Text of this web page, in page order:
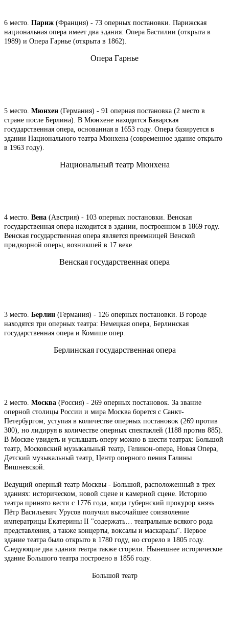
6 место. Париж (Франция) - 73 оперных постановки. Парижская
национальная опера имеет два здания: Опера Бастилии (открыта в
1989) и Опера Гарнье (открыта в 1862).
Опера Гарнье
5 место. Мюнхен (Германия) - 91 оперная постановка (2 место в
стране после Берлина). В Мюнхене находится Баварская
государственная опера, основанная в 1653 году. Опера базируется в
здании Национального театра Мюнхена (современное здание открыто
в 1963 году).
Национальный театр Мюнхена
4 место. Вена (Австрия) - 103 оперных постановки. Венская
государственная опера находится в здании, построенном в 1869 году.
Венская государственная опера является преемницей Венской
придворной оперы, возникшей в 17 веке.
Венская государственная опера
3 место. Берлин (Германия) - 126 оперных постановки. В городе
находятся три оперных театра: Немецкая опера, Берлинская
государственная опера и Комише опер.
Берлинская государственная опера
2 место. Москва (Россия) - 269 оперных постановок. За звание
оперной столицы России и мира Москва борется с Санкт-
Петербургом, уступая в количестве оперных постановок (269 против
300), но лидируя в количестве оперных спектаклей (1188 против 885).
В Москве увидеть и услышать оперу можно в шести театрах: Большой
театр, Московский музыкальный театр, Геликон-опера, Новая Опера,
Детский музыкальный театр, Центр оперного пения Галины
Вишневской.
Ведущий оперный театр Москвы - Большой, расположенный в трех
зданиях: историческом, новой сцене и камерной сцене. Историю
театра принято вести с 1776 года, когда губернский прокурор князь
Пётр Васильевич Урусов получил высочайшее соизволение
императрицы Екатерины II "содержать… театральные всякого рода
представления, а также концерты, воксалы и маскарады". Первое
здание театра было открыто в 1780 году, но сгорело в 1805 году.
Следующие два здания театра также сгорели. Нынешнее историческое
здание Большого театра построено в 1856 году.
Большой театр